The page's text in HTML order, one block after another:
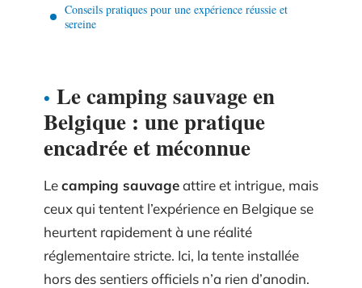
Conseils pratiques pour une expérience réussie et
sereine
Le camping sauvage en
Belgique : une pratique
encadrée et méconnue
Lecamping sauvageattire et intrigue, mais
ceux qui tentent l’expérience en Belgique se
heurtent rapidement à une réalité
réglementaire stricte. Ici, la tente installée
hors des sentiers officiels n’a rien d’anodin.